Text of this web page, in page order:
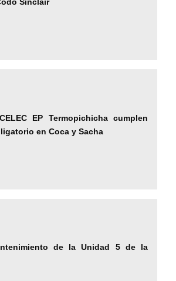
Sinclair
EP Termopichicha cumplen
en Coca y Sacha
de la Unidad 5 de la